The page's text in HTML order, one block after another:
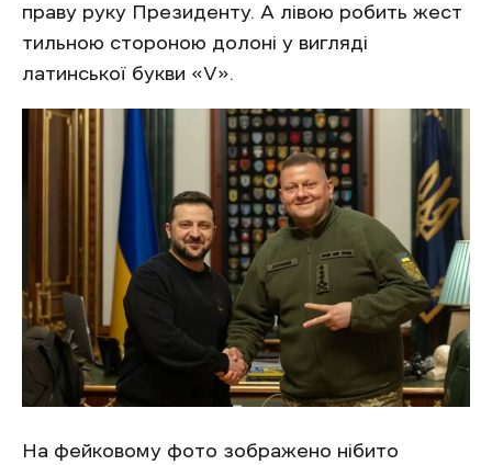
праву руку Президенту. А лівою робить жест
тильною стороною долоні у вигляді
латинської букви «V».
На фейковому фото зображено нібито